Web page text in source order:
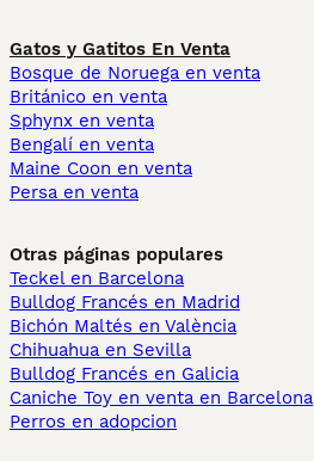
Gatos y Gatitos En Venta
Bosque de Noruega en venta
Británico en venta
Sphynx en venta
Bengalí en venta
Maine Coon en venta
Persa en venta
Otras páginas populares
Teckel en Barcelona
Bulldog Francés en Madrid
Bichón Maltés en València
Chihuahua en Sevilla
Bulldog Francés en Galicia
Caniche Toy en venta en Barcelona
Perros en adopcion